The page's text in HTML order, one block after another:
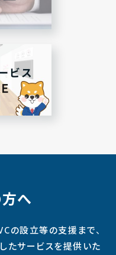
へ
の設立等の支援まで、
たサービスを提供いた